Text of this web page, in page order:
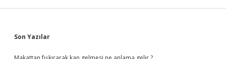
Sidebar
Son Yazılar